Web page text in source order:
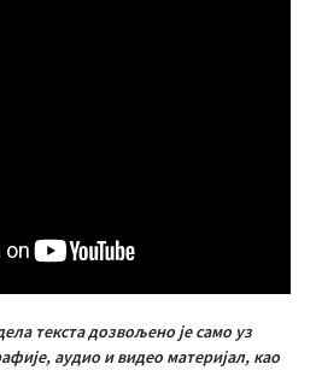
текста дозвољено је само уз
аудио и видео материјал, као